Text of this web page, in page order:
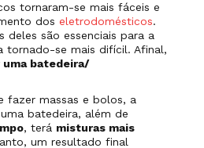
tornaram-se mais fáceis e
dos eletrodomésticos.
deles são essenciais para a
tornado-se mais difícil. Afinal,
uma batedeira/
fazer massas e bolos, a
batedeira, além de
, terá misturas mais
um resultado final